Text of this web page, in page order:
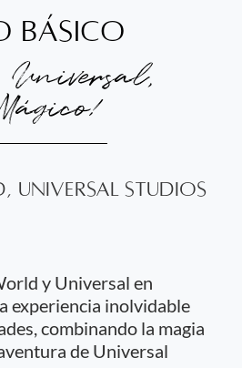
básico
Universal Studios
y Universal en
experiencia inolvidable
combinando la magia
de Universal